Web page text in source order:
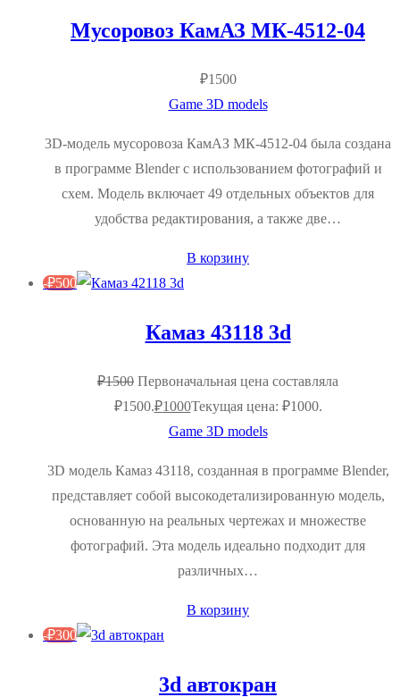
Мусоровоз КамАЗ МК-4512-04
₽1500
Game 3D models
3D-модель мусоровоза КамАЗ МК-4512-04 была создана
в программе Blender с использованием фотографий и
схем. Модель включает 49 отдельных объектов для
удобства редактирования, а также две…
В корзину
-₽500
Камаз 43118 3d
₽1500 Первоначальная цена составляла
₽1500.₽1000Текущая цена: ₽1000.
Game 3D models
3D модель Камаз 43118, созданная в программе Blender,
представляет собой высокодетализированную модель,
основанную на реальных чертежах и множестве
фотографий. Эта модель идеально подходит для
различных…
В корзину
-₽300
3d автокран